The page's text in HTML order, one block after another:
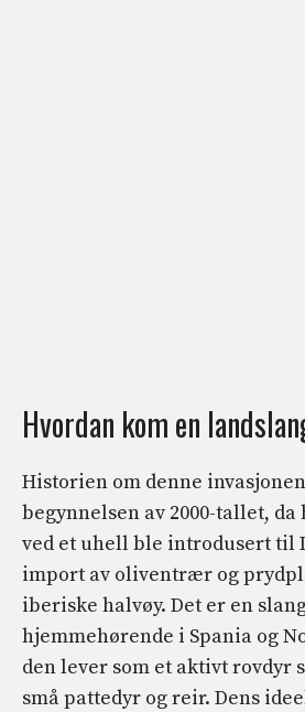
Hvordan kom en
Historien om denne
begynnelsen av 2000-tallet, da
ved et uhell ble introdusert til
import av oliventrær og
iberiske halvøy. Det er en
hjemmehørende i Spania og
den lever som et aktivt rovdyr
små pattedyr og reir. Dens